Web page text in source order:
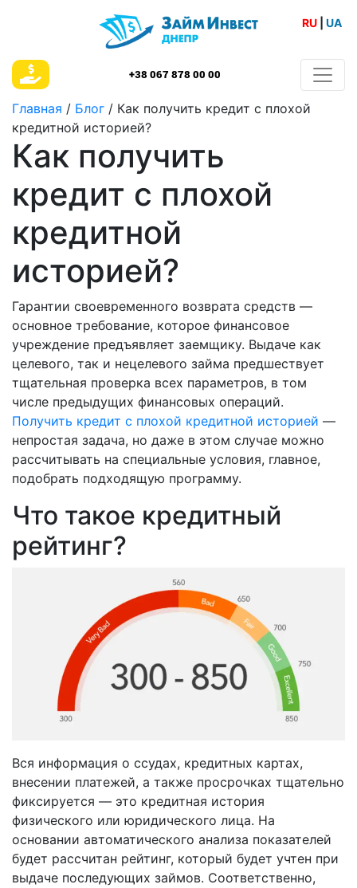
RU UA
+38 067 878 00 00
Главная / Блог / Как получить кредит с плохой
кредитной историей?
Как получить
кредит с плохой
кредитной
историей?
Гарантии своевременного возврата средств —
основное требование, которое финансовое
учреждение предъявляет заемщику. Выдаче как
целевого, так и нецелевого займа предшествует
тщательная проверка всех параметров, в том
числе предыдущих финансовых операций.
Получить кредит с плохой кредитной историей —
непростая задача, но даже в этом случае можно
рассчитывать на специальные условия, главное,
подобрать подходящую программу.
Что такое кредитный
рейтинг?
Вся информация о ссудах, кредитных картах,
внесении платежей, а также просрочках тщательно
фиксируется — это кредитная история
физического или юридического лица. На
основании автоматического анализа показателей
будет рассчитан рейтинг, который будет учтен при
выдаче последующих займов. Соответственно,